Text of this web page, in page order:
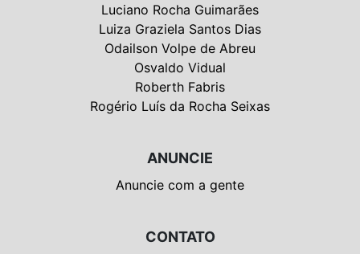
Luciano Rocha Guimarães
Luiza Graziela Santos Dias
Odailson Volpe de Abreu
Osvaldo Vidual
Roberth Fabris
Rogério Luís da Rocha Seixas
ANUNCIE
Anuncie com a gente
CONTATO